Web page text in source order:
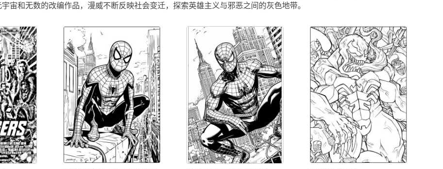
宙和无数的改编作品，漫威不断反映社会变迁，探索英雄主义与邪恶之间的灰色地带。